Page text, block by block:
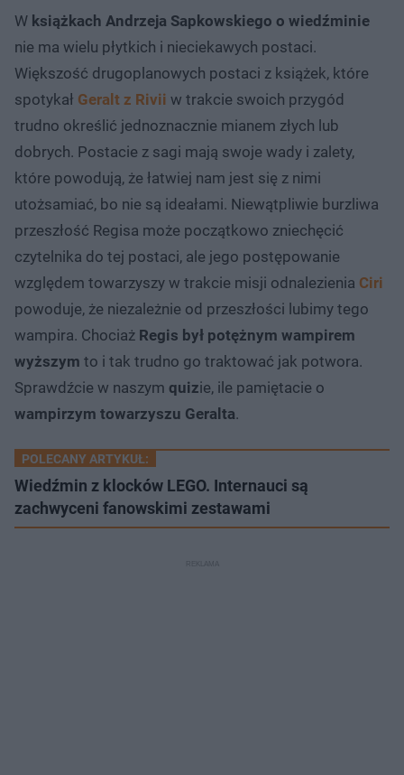
W książkach Andrzeja Sapkowskiego o wiedźminie
nie ma wielu płytkich i nieciekawych postaci.
Większość drugoplanowych postaci z książek, które
spotykał Geralt z Rivii w trakcie swoich przygód
trudno określić jednoznacznie mianem złych lub
dobrych. Postacie z sagi mają swoje wady i zalety,
które powodują, że łatwiej nam jest się z nimi
utożsamiać, bo nie są ideałami. Niewątpliwie burzliwa
przeszłość Regisa może początkowo zniechęcić
czytelnika do tej postaci, ale jego postępowanie
względem towarzyszy w trakcie misji odnalezienia Ciri
powoduje, że niezależnie od przeszłości lubimy tego
wampira. Chociaż Regis był potężnym wampirem
wyższym to i tak trudno go traktować jak potwora.
Sprawdźcie w naszym quizie, ile pamiętacie o
wampirzym towarzyszu Geralta.
POLECANY ARTYKUŁ:
Wiedźmin z klocków LEGO. Internauci są
zachwyceni fanowskimi zestawami